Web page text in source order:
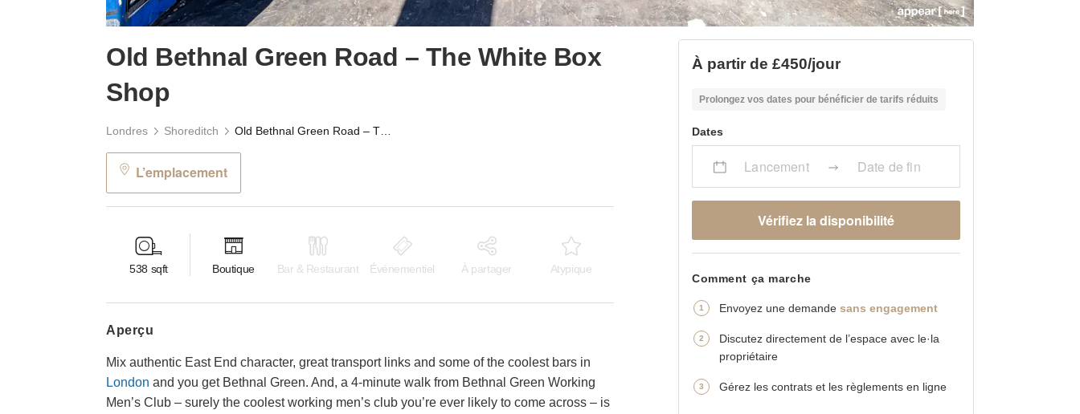
Old Bethnal Green Road – The White Box
Shop
Londres Shoreditch
L’emplacement
538 sqft Boutique Bar & Restaurant Événementiel À partager Atypique
aperçu
Mix authentic East End character, great transport links and some of the coolest bars in
London and you get Bethnal Green. And, a 4-minute walk from Bethnal Green Working
Men’s Club – surely the coolest working men’s club you’re ever likely to come across – is
À partir de £450/jour
Prolongez vos dates pour bénéficier de tarifs réduits
Dates
Lancement Date de fin
Vérifiez la disponibilité
Comment ça marche
Envoyez une demandesans engagement
Discutez directement de l’espace avec le·la
propriétaire
Gérez les contrats et les règlements en ligne